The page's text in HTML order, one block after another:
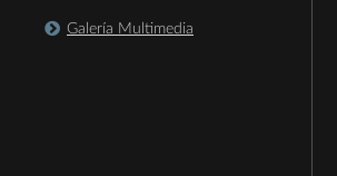
Galería Multimedia